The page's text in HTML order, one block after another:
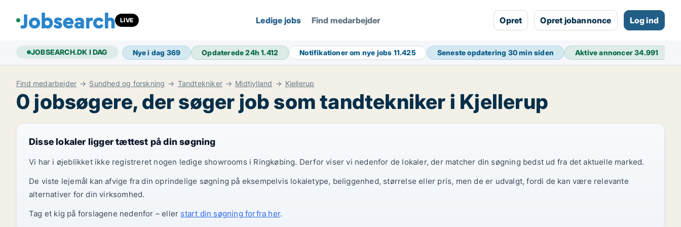
LIVE Ledige jobs Find medarbejder Opret Opret jobannonce Log ind
JOBSEARCH.DK I DAG Nye i dag 369 Opdaterede 24h1.412 Notifikationer om nye jobs 11.425 Seneste opdatering 30 min siden Aktive annoncer34.991
Find medarbejder Sundhed og forskning Tandtekniker Midtjylland Kjellerup
0 jobsøgere, der søger job som tandtekniker i Kjellerup
Disse lokaler ligger tættest på din søgning
Vi har i øjeblikket ikke registreret nogen ledige showrooms i Ringkøbing. Derfor viser vi nedenfor de lokaler, der matcher din søgning bedst ud fra det aktuelle marked.
De viste lejemål kan afvige fra din oprindelige søgning på eksempelvis lokaletype, beliggenhed, størrelse eller pris, men de er udvalgt, fordi de kan være relevante
alternativer for din virksomhed.
Tag et kig på forslagene nedenfor – eller start din søgning forfra her.